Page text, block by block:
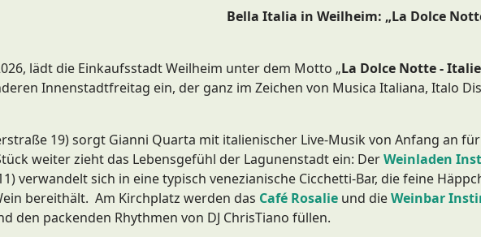
Bella Italia in Weilheim: „La Dolce
lädt die Einkaufsstadt Weilheim unter dem Motto „La Dolce Notte -
Innenstadtfreitag ein, der ganz im Zeichen von Musica Italiana, Italo
19) sorgt Gianni Quarta mit italienischer Live-Musik von Anfang an
weiter zieht das Lebensgefühl der Lagunenstadt ein: DerWeinladen
verwandelt sich in eine typisch venezianische Cicchetti-Bar, die feine
bereithält. Am Kirchplatz werden das Café Rosalie und dieWeinbar
den packenden Rhythmen von DJ ChrisTiano füllen.